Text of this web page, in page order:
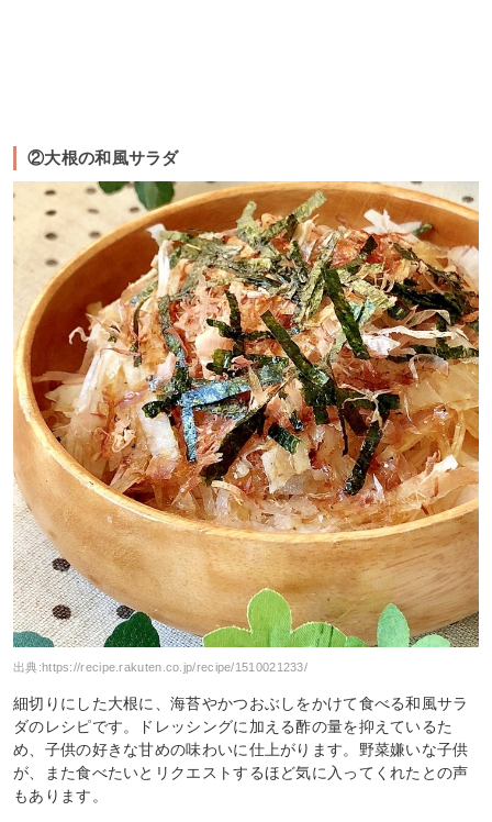
②大根の和風サラダ
出典:https://recipe.rakuten.co.jp/recipe/1510021233/
細切りにした大根に、海苔やかつおぶしをかけて食べる和風サラ
ダのレシピです。ドレッシングに加える酢の量を抑えているた
め、子供の好きな甘めの味わいに仕上がります。野菜嫌いな子供
が、また食べたいとリクエストするほど気に入ってくれたとの声
もあります。